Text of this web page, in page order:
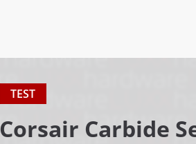
TEST
Corsair Carbide